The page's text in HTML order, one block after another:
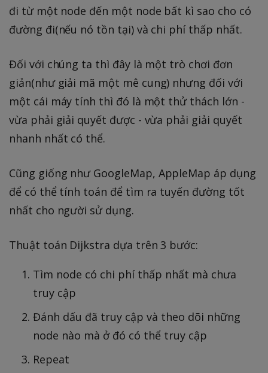
đi từ một node đến một node bất kì sao cho có
đường đi(nếu nó tồn tại) và chi phí thấp nhất.
Đối với chúng ta thì đây là một trò chơi đơn
giản(như giải mã một mê cung) nhưng đối với
một cái máy tính thì đó là một thử thách lớn -
vừa phải giải quyết được - vừa phải giải quyết
nhanh nhất có thể.
Cũng giống như GoogleMap, AppleMap áp dụng
để có thể tính toán để tìm ra tuyến đường tốt
nhất cho người sử dụng.
Thuật toán Dijkstra dựa trên 3 bước:
Tìm node có chi phí thấp nhất mà chưa
truy cập
Đánh dấu đã truy cập và theo dõi những
node nào mà ở đó có thể truy cập
Repeat